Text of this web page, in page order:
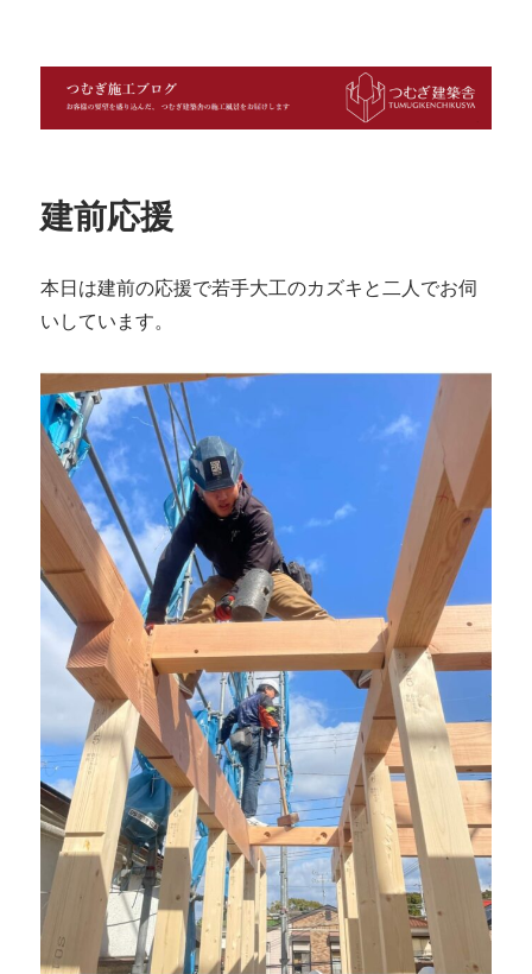
つむぎ施工ブログ
建前応援
本日は建前の応援で若手大工のカズキと二人でお伺
いしています。